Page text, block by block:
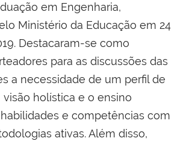
em Engenharia,
Ministério da Educação em 24
Destacaram-se como
para as discussões das
a necessidade de um perfil de
holística e o ensino
e competências com
ativas. Além disso,